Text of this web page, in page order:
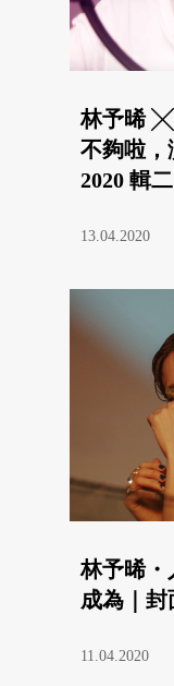
林予晞 ╳
不夠啦，
2020 輯二
13.04.2020
林予晞・
成為｜封
11.04.2020